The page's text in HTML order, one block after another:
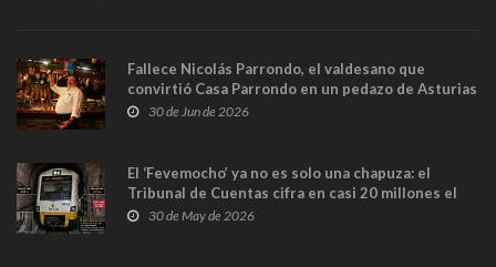
Fallece Nicolás Parrondo, el valdesano que
convirtió Casa Parrondo en un pedazo de Asturias
en Madrid
30 de Jun de 2026
El ‘Fevemocho’ ya no es solo una chapuza: el
Tribunal de Cuentas cifra en casi 20 millones el
sobrecoste de los trenes que no cabían por los
30 de May de 2026